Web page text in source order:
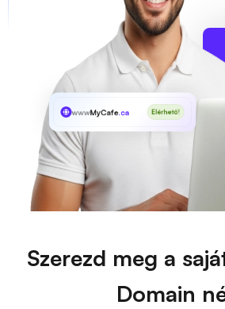
wwwMyCafe.ca Elérhető!
Szerezd meg a
Domain